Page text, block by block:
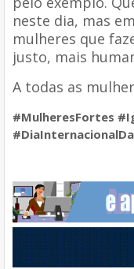
neste dia, mas
mulheres que
justo, mais
A todas as
#MulheresFortes